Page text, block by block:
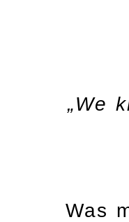
„We
Was